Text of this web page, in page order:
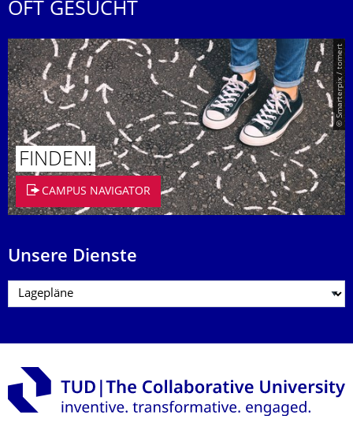
OFT GESUCHT
© Smarterpix / tomert
FINDEN!
CAMPUS NAVIGATOR
Unsere Dienste